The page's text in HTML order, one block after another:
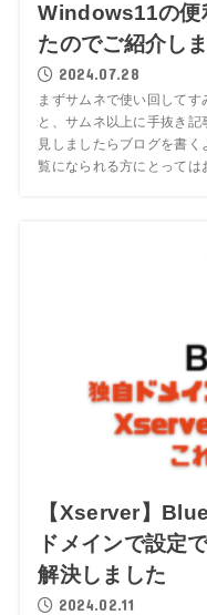
Windows11の便
たのでご紹介し
2024.07.28
まずサムネで使い回して
と、サムネ以上に手抜き
見しましたらブログを書
覧になられる方にとっては
【Xserver】
ドメインで設定
解決しました
2024.02.11